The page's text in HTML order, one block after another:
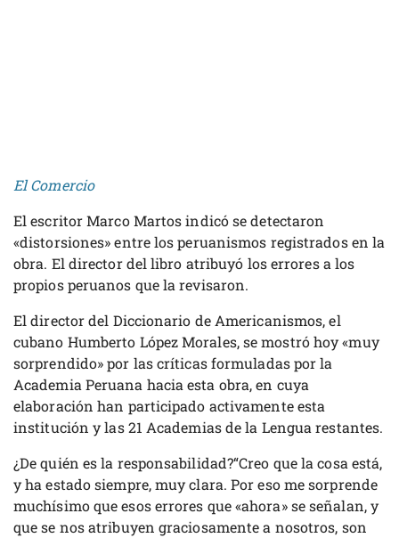
El Comercio
El escritor Marco Martos indicó se detectaron
«distorsiones» entre los peruanismos registrados en la
obra. El director del libro atribuyó los errores a los
propios peruanos que la revisaron.
El director del Diccionario de Americanismos, el
cubano Humberto López Morales, se mostró hoy «muy
sorprendido» por las críticas formuladas por la
Academia Peruana hacia esta obra, en cuya
elaboración han participado activamente esta
institución y las 21 Academias de la Lengua restantes.
¿De quién es la responsabilidad?“Creo que la cosa está,
y ha estado siempre, muy clara. Por eso me sorprende
muchísimo que esos errores que «ahora» se señalan, y
que se nos atribuyen graciosamente a nosotros, son